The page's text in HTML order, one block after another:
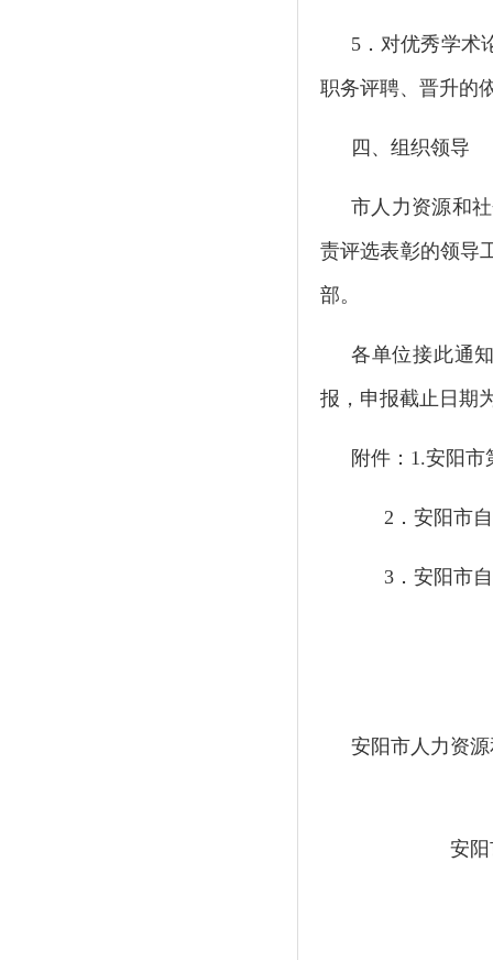
5 ．对优秀学
职务评聘、晋升的
四、组织领导
市人力资源和
责评选表彰的领导
部。
各单位接此通
报，申报截止日期
附件： 1.安阳市
2 ．安阳市
3 ．安阳市
安阳市人力
安